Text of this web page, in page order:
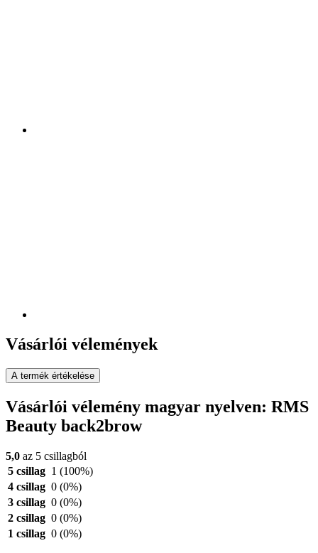
Vásárlói vélemények
A termék értékelése
Vásárlói vélemény magyar nyelven: RMS
Beauty back2brow
5,0 az 5 csillagból
5 csillag 1 (100%)
4 csillag 0 (0%)
3 csillag 0 (0%)
2 csillag 0 (0%)
1 csillag 0 (0%)